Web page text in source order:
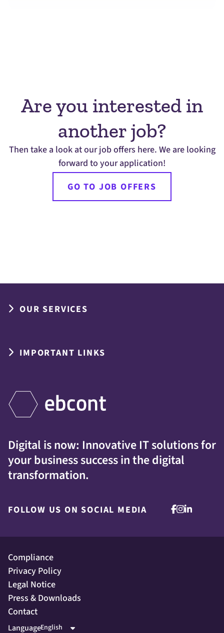
Are you interested in
another job?
Then take a look at our job offers here. We are looking
forward to your application!
GO TO JOB OFFERS
OUR SERVICES
IMPORTANT LINKS
Digital is now: Innovative IT solutions for
your business success in the digital
transformation.
FOLLOW US ON SOCIAL MEDIA
Compliance
Privacy Policy
Legal Notice
Press & Downloads
Contact
Language